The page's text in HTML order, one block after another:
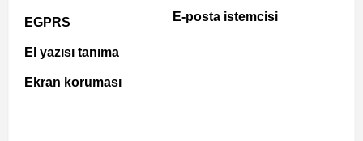
EGPRS
El yazısı tanıma
Ekran koruması
E-posta istemcisi